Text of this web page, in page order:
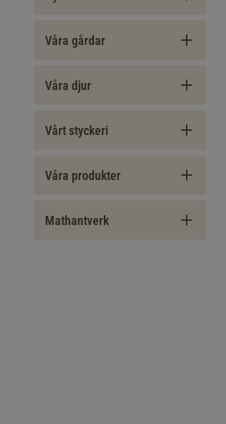
Våra gårdar
Våra djur
Vårt styckeri
Våra produkter
Mathantverk